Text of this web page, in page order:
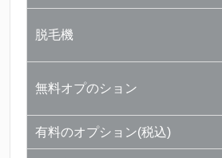
脱毛機
無料オプのション
有料のオプション(税込)